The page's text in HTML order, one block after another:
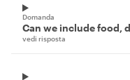
Domanda
Can we include food,
vedi risposta